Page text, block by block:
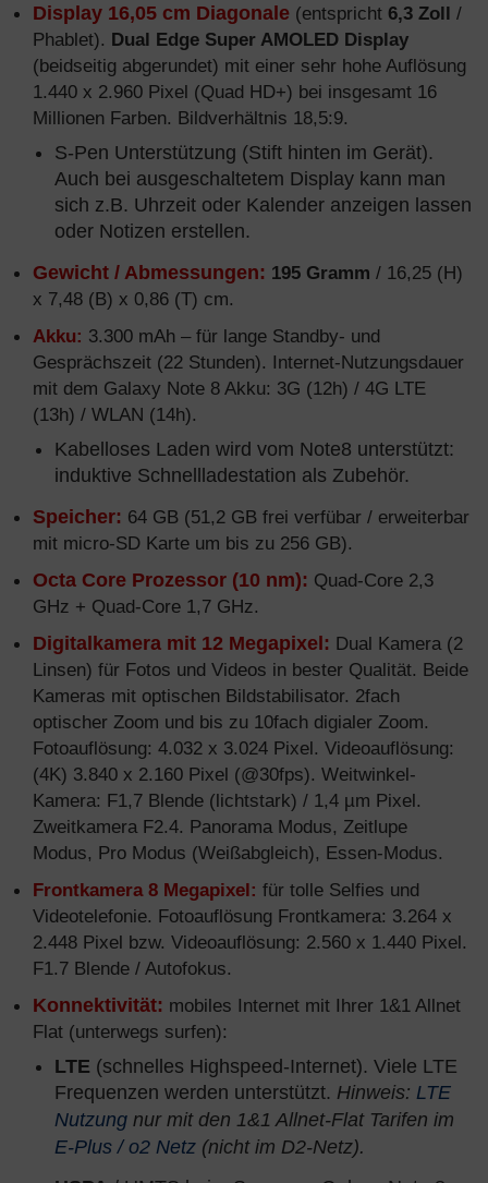
Display 16,05 cm Diagonale (entspricht 6,3 Zoll /
Phablet). Dual Edge Super AMOLED Display
(beidseitig abgerundet) mit einer sehr hohe Auflösung
1.440 x 2.960 Pixel (Quad HD+) bei insgesamt 16
Millionen Farben. Bildverhältnis 18,5:9.
S-Pen Unterstützung (Stift hinten im Gerät).
Auch bei ausgeschaltetem Display kann man
sich z.B. Uhrzeit oder Kalender anzeigen lassen
oder Notizen erstellen.
Gewicht / Abmessungen: 195 Gramm / 16,25 (H)
x 7,48 (B) x 0,86 (T) cm.
Akku: 3.300 mAh – für lange Standby- und
Gesprächszeit (22 Stunden). Internet-Nutzungsdauer
mit dem Galaxy Note 8 Akku: 3G (12h) / 4G LTE
(13h) / WLAN (14h).
Kabelloses Laden wird vom Note8 unterstützt:
induktive Schnellladestation als Zubehör.
Speicher: 64 GB (51,2 GB frei verfübar / erweiterbar
mit micro-SD Karte um bis zu 256 GB).
Octa Core Prozessor (10 nm): Quad-Core 2,3
GHz + Quad-Core 1,7 GHz.
Digitalkamera mit 12 Megapixel: Dual Kamera (2
Linsen) für Fotos und Videos in bester Qualität. Beide
Kameras mit optischen Bildstabilisator. 2fach
optischer Zoom und bis zu 10fach digialer Zoom.
Fotoauflösung: 4.032 x 3.024 Pixel. Videoauflösung:
(4K) 3.840 x 2.160 Pixel (@30fps). Weitwinkel-
Kamera: F1,7 Blende (lichtstark) / 1,4 µm Pixel.
Zweitkamera F2.4. Panorama Modus, Zeitlupe
Modus, Pro Modus (Weißabgleich), Essen-Modus.
Frontkamera 8 Megapixel: für tolle Selfies und
Videotelefonie. Fotoauflösung Frontkamera: 3.264 x
2.448 Pixel bzw. Videoauflösung: 2.560 x 1.440 Pixel.
F1.7 Blende / Autofokus.
Konnektivität: mobiles Internet mit Ihrer 1&1 Allnet
Flat (unterwegs surfen):
LTE (schnelles Highspeed-Internet). Viele LTE
Frequenzen werden unterstützt. Hinweis: LTE
Nutzung nur mit den 1&1 Allnet-Flat Tarifen im
E-Plus / o2 Netz (nicht im D2-Netz).